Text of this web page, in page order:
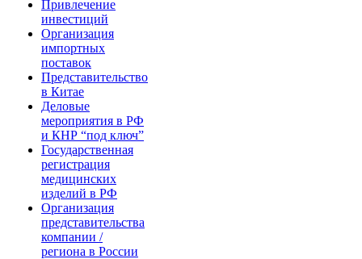
Привлечение
инвестиций
Организация
импортных
поставок
Представительство
в Китае
Деловые
мероприятия в РФ
и КНР “под ключ”
Государственная
регистрация
медицинских
изделий в РФ
Организация
представительства
компании /
региона в России